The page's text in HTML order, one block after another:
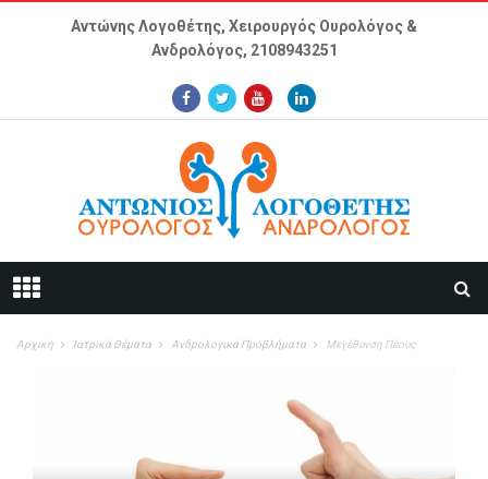
Αντώνης Λογοθέτης, Χειρουργός Ουρολόγος &
Ανδρολόγος, 2108943251
Αρχική Ιατρικά Θέματα Ανδρολογικά Προβλήματα Μεγέθυνση Πέους